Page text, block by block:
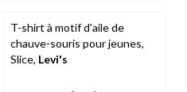
T-shirt à motif d'aile de
chauve-souris pour jeunes,
Slice, Levi's